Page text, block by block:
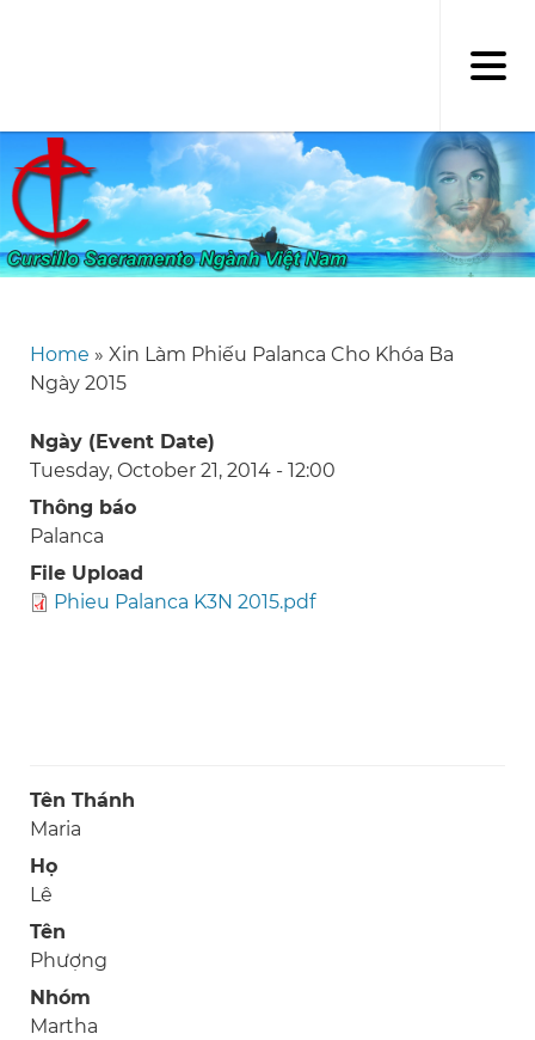
Breadcrumb
Home
Xin Làm Phiếu Palanca Cho Khóa Ba
Ngày 2015
Ngày (Event Date)
Tuesday, October 21, 2014 - 12:00
Thông báo
Palanca
File Upload
Phieu Palanca K3N 2015.pdf
Tên Thánh
Maria
Họ
Lê
Tên
Phượng
Nhóm
Martha